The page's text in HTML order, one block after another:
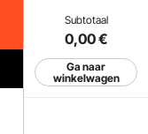
Subtotaal
0,00€
Ga naar
winkelwagen